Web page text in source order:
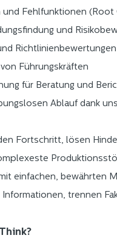
Fehlfunktionen (Root
und
Richtlinienbewertungen
Führungskräften
für Beratung und
Ablauf dank
Fortschritt, lösen
einfachen, bewährten
Informationen, trennen